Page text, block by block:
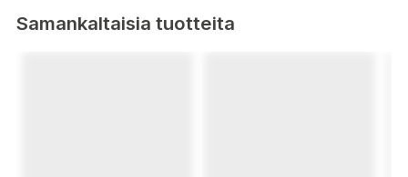
Samankaltaisia tuotteita